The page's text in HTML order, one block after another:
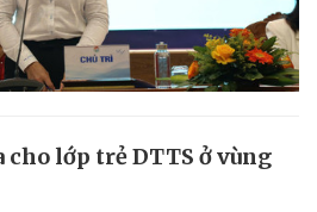
cho lớp trẻ DTTS ở vùng